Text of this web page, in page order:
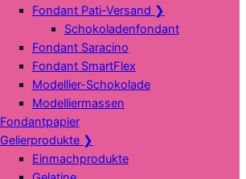
Fondant Pati-Versand ❯
Schokoladenfondant
Fondant Saracino
Fondant SmartFlex
Modellier-Schokolade
Modelliermassen
Fondantpapier
Gelierprodukte ❯
Einmachprodukte